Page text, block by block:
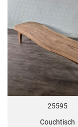
25595
Couchtisch